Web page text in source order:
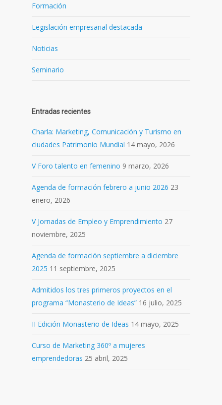
Formación
Legislación empresarial destacada
Noticias
Seminario
Entradas recientes
Charla: Marketing, Comunicación y Turismo en
ciudades Patrimonio Mundial 14 mayo, 2026
V Foro talento en femenino 9 marzo, 2026
Agenda de formación febrero a junio 2026 23
enero, 2026
V Jornadas de Empleo y Emprendimiento 27
noviembre, 2025
Agenda de formación septiembre a diciembre
2025 11 septiembre, 2025
Admitidos los tres primeros proyectos en el
programa “Monasterio de Ideas” 16 julio, 2025
II Edición Monasterio de Ideas 14 mayo, 2025
Curso de Marketing 360º a mujeres
emprendedoras 25 abril, 2025